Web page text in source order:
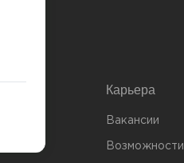
Карьера
Вакансии
Возможности